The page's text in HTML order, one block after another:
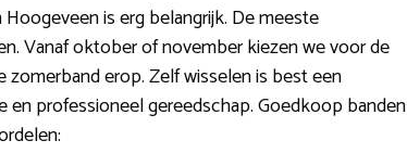
is erg belangrijk. De meeste
Vanaf oktober of november kiezen we voor de
erop. Zelf wisselen is best een
professioneel gereedschap. Goedkoop banden